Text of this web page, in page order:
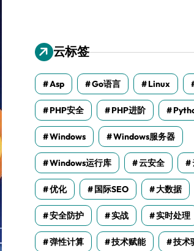
云标签
Asp Go语言 Linux
PHP安全 PHP进阶
Windows Windows服务器
Windows运行库 云安全
优化 国际SEO 大数据
安全防护 实战 实时处理
弹性计算 技术赋能 技术